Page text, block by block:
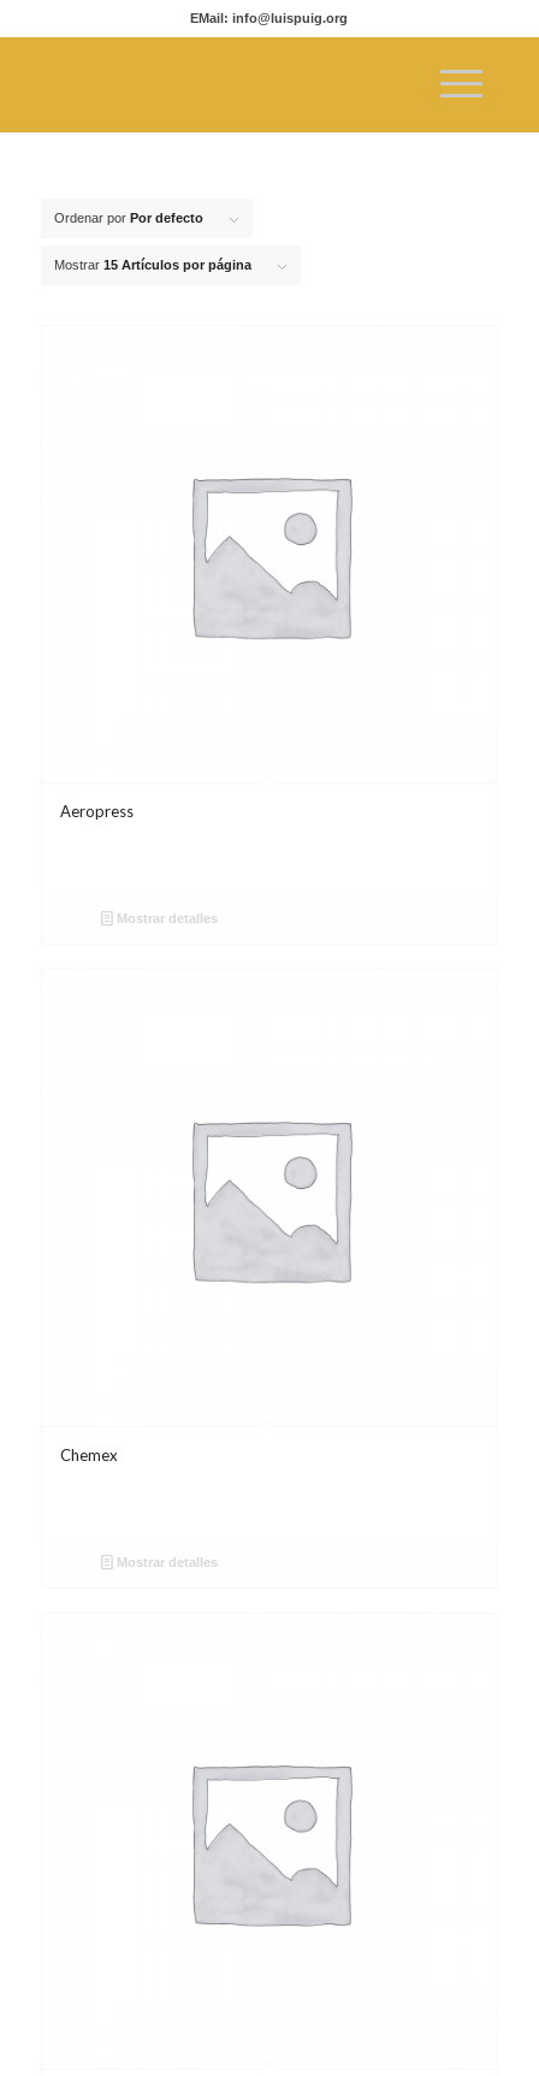
EMail: info@luispuig.org
Ordenar por Por defecto
Mostrar 15 Artículos por página
Aeropress
Mostrar detalles
Chemex
Mostrar detalles